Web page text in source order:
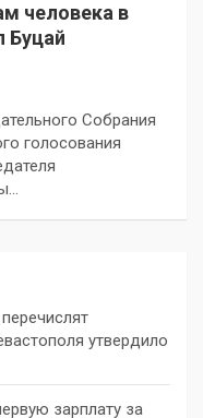
человека в
Буцай
Собрания
голосования
утвердило
зарплату за